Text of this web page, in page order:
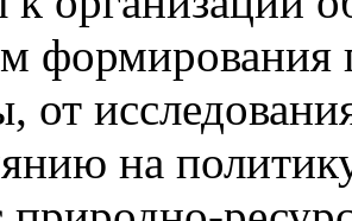
формирования
от
на